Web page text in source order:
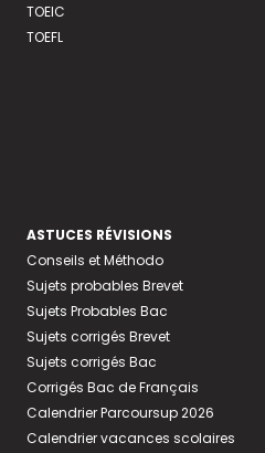
TOEIC
TOEFL
ASTUCES RÉVISIONS
Conseils et Méthodo
Sujets probables Brevet
Sujets Probables Bac
Sujets corrigés Brevet
Sujets corrigés Bac
Corrigés Bac de Français
Calendrier Parcoursup 2026
Calendrier vacances scolaires